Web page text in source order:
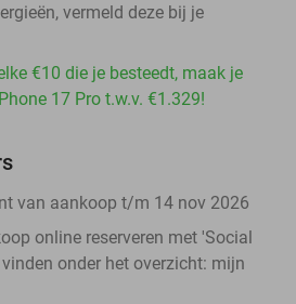
vermeld deze bij je
€10 die je besteedt, maak je
17 Pro t.w.v. €1.329!
van aankoop t/m 14 nov 2026
online reserveren met 'Social
onder het overzicht: mijn